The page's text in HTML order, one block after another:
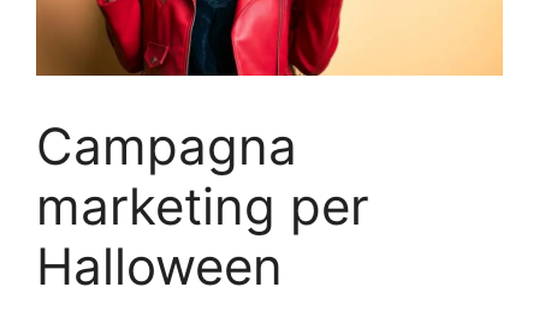
Campagna
marketing per
Halloween